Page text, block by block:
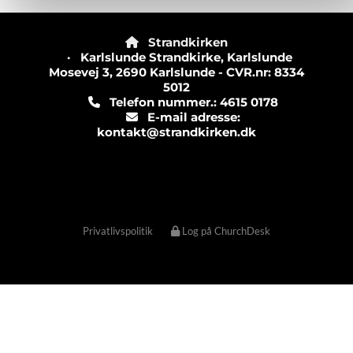

Strandkirken
· Karlslunde Strandkirke, Karlslunde
Mosevej 3, 2690 Karlslunde - CVR.nr: 8334
5012
Telefon nummer.: 4615 0178
E-mail adresse:
kontakt@strandkirken.dk
Privatlivspolitik Log på ChurchDesk